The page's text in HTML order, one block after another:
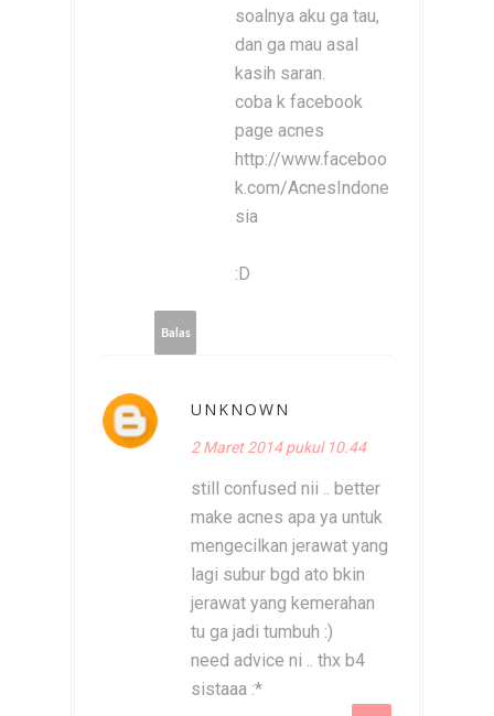
soalnya aku ga tau,
dan ga mau asal
kasih saran.
coba k facebook
page acnes
http://www.faceboo
k.com/AcnesIndone
sia
:D
Balas
UNKNOWN
2 Maret 2014 pukul 10.44
still confused nii .. better
make acnes apa ya untuk
mengecilkan jerawat yang
lagi subur bgd ato bkin
jerawat yang kemerahan
tu ga jadi tumbuh :)
need advice ni .. thx b4
sistaaa :*